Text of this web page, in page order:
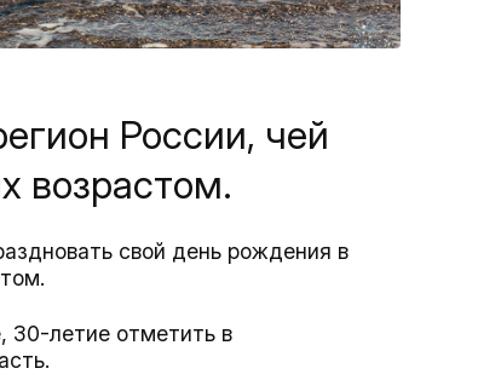
России, чей
возрастом.
свой день рождения в
30-летие отметить в